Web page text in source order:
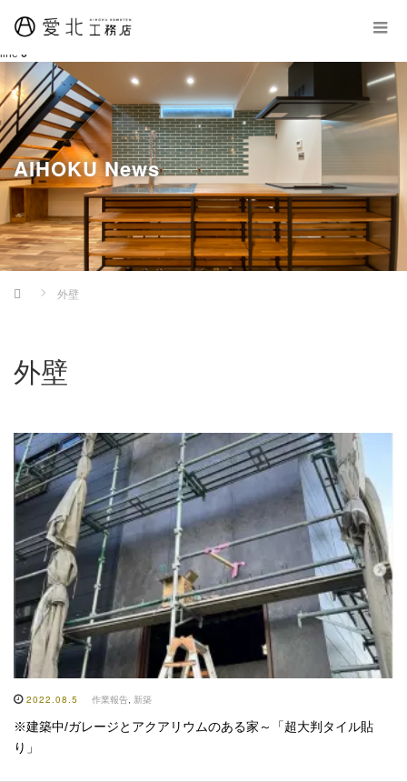
Warning : Undefined property: WP_Error::$cat_ID in
/home/aihokubuild/aihoku-
komuten.com/public_html/wp-content/themes/amore_tcd028/archive.php
line 6
AIHOKU News
Home 外壁
外壁
2022.08.5 作業報告 新築
※建築中/ガレージとアクアリウムのある家～「超大判タイル貼
り」